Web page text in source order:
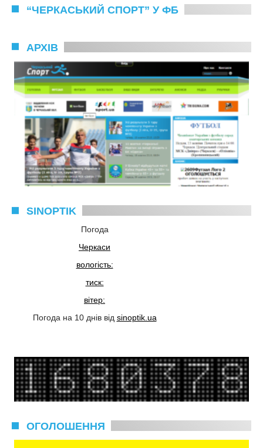
“ЧЕРКАСЬКИЙ СПОРТ” У ФБ
АРХІВ
SINOPTIK
Погода
Черкаси
вологість:
тиск:
вітер:
Погода на 10 днів від sinoptik.ua
ОГОЛОШЕННЯ